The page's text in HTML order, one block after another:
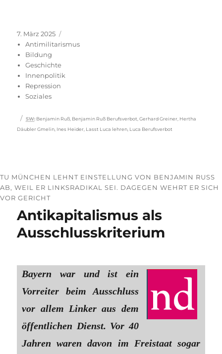
Veröffentlicht
am
7. März 2025
Antimilitarismus
Bildung
Geschichte
Innenpolitik
Repression
Soziales
Schlagwörter
SW: Benjamin Ruß Benjamin Ruß Berufsverbot ,Gerhard Greiner Hertha
Däubler Gmelin Ines Heider Lasst Luca lehren Luca Berufsverbot
TU MÜNCHEN LEHNT EINSTELLUNG VON BENJAMIN RUSS A
B, WEIL ER LINKSRADIKAL SEI. DAGEGEN WEHRT ER SICH V
OR GERICHT
Antikapitalismus als
Ausschlusskriterium
Bayern war und ist ein
Vorreiter beim Ausschluss
vor allem Linker aus dem
öffentlichen Dienst. Vor 40
Jahren waren davon im Freistaat sogar